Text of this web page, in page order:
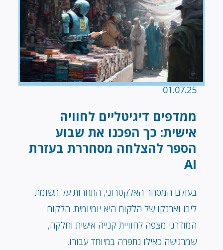
01.07.25
ממדפים דיגיטליים לחוויה
אישית: כך הפכנו את שבוע
הספר להצלחה מסחררת בעזרת
AI
בעולם המסחר האלקטרוני, התחרות על תשומת
ליבו וארנקו של הלקוח היא יומיומית. הלקוח
המודרני מצפה לחוויית קנייה אישית וחלקה,
שמרגישה כאילו נתפרה במיוחד עבורו.